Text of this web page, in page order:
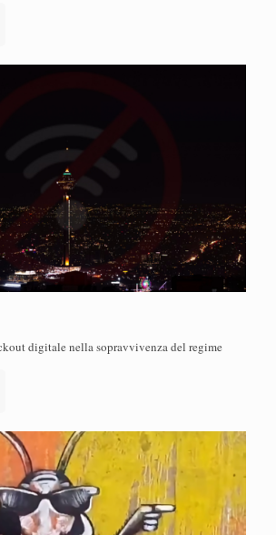
digitale nella sopravvivenza del regime